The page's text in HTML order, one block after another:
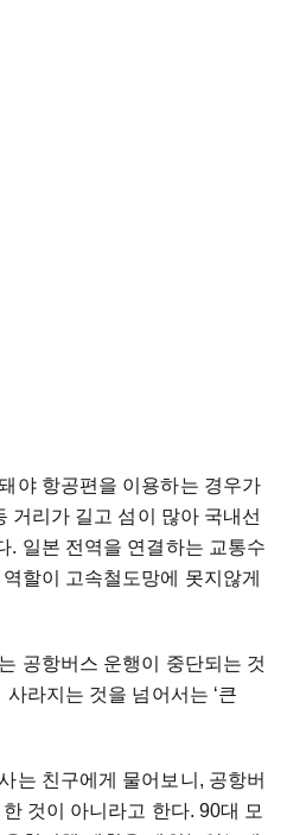
야 항공편을 이용하는 경우가
거리가 길고 섬이 많아 국내선
. 일본 전역을 연결하는 교통수
할이 고속철도망에 못지않게
공항버스 운행이 중단되는 것
라지는 것을 넘어서는 ‘큰
는 친구에게 물어보니, 공항버
것이 아니라고 한다. 90대 모